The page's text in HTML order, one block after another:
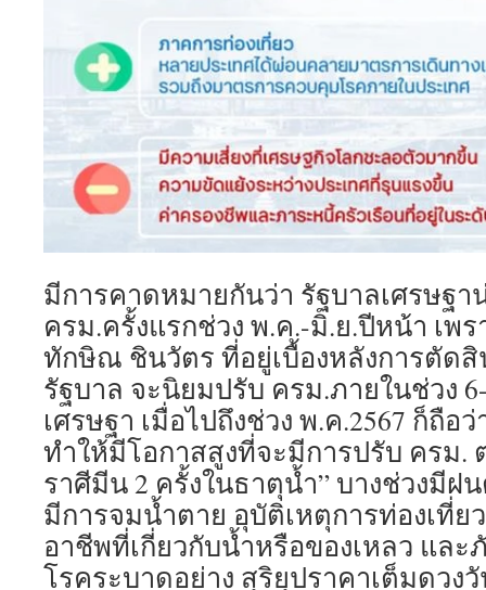
มีการคาดหมายกันว่า รัฐบาลเศรษฐา
ครม.ครั้งแรกช่วง พ.ค.-มิ.ย.ปีหน้า เพ
ทักษิณ ชินวัตร ที่อยู่เบื้องหลังการตัด
รัฐบาล จะนิยมปรับ ครม.ภายในช่วง
เศรษฐา เมื่อไปถึงช่วง พ.ค.2567 ก็ถือ
ทำให้มีโอกาสสูงที่จะมีการปรับ ครม.
ราศีมีน 2 ครั้งในธาตุน้ำ” บางช่วงมีฝ
มีการจมน้ำตาย อุบัติเหตุการท่องเที่ย
อาชีพที่เกี่ยวกับน้ำหรือของเหลว และ
โรคระบาดอย่าง สุริยุปราคาเต็มดวง